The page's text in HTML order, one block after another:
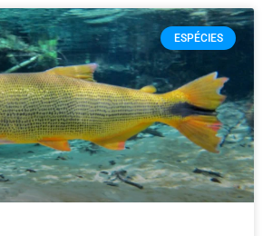
ESPÉCIES